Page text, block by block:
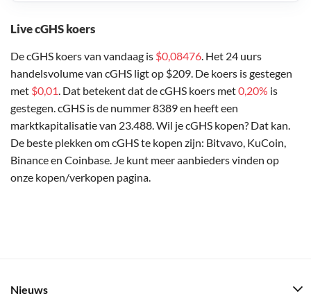
Live cGHS koers
De cGHS koers van vandaag is $0,08476. Het 24 uurs
handelsvolume van cGHS ligt op $209. De koers is gestegen
met $0,01. Dat betekent dat de cGHS koers met0,20% is
gestegen. cGHS is de nummer 8389 en heeft een
marktkapitalisatie van 23.488. Wil je cGHS kopen? Dat kan.
De beste plekken om cGHS te kopen zijn: Bitvavo, KuCoin,
Binance en Coinbase. Je kunt meer aanbieders vinden op
onze kopen/verkopen pagina.
Nieuws